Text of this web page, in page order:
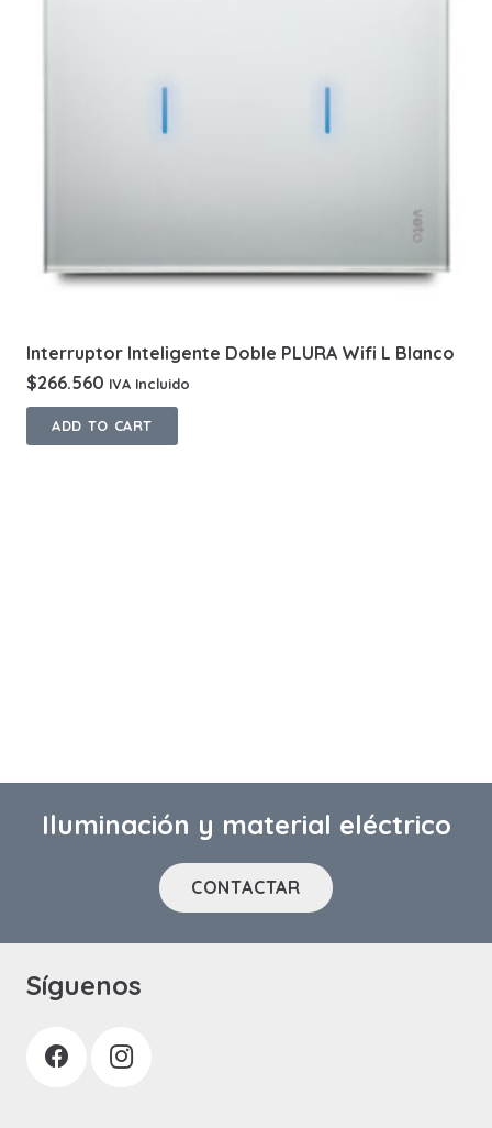
Interruptor Inteligente Doble PLURA Wifi L Blanco
$266.560 IVA Incluido
ADD TO CART
Iluminación y material eléctrico
CONTACTAR
Síguenos